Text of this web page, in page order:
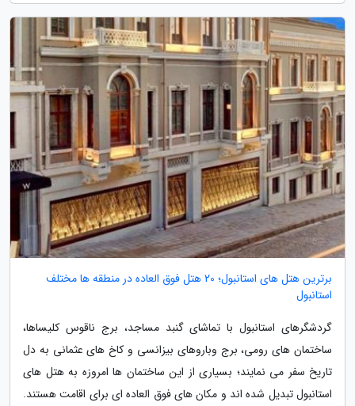
برترین هتل های استانبول؛ 20 هتل فوق العاده در منطقه ها مختلف
استانبول
گردشگرهای استانبول با تماشای گنبد مساجد، برج ناقوس کلیساها،
ساختمان های رومی، برج وباروهای بیزانسی و کاخ های عثمانی به دل
تاریخ سفر می نمایند؛ بسیاری از این ساختمان ها امروزه به هتل های
استانبول تبدیل شده اند و مکان های فوق العاده ای برای اقامت هستند.